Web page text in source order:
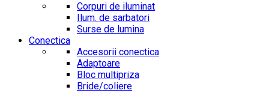
Corpuri de iluminat
Ilum. de sarbatori
Surse de lumina
Conectica
Accesorii conectica
Adaptoare
Bloc multipriza
Bride/coliere